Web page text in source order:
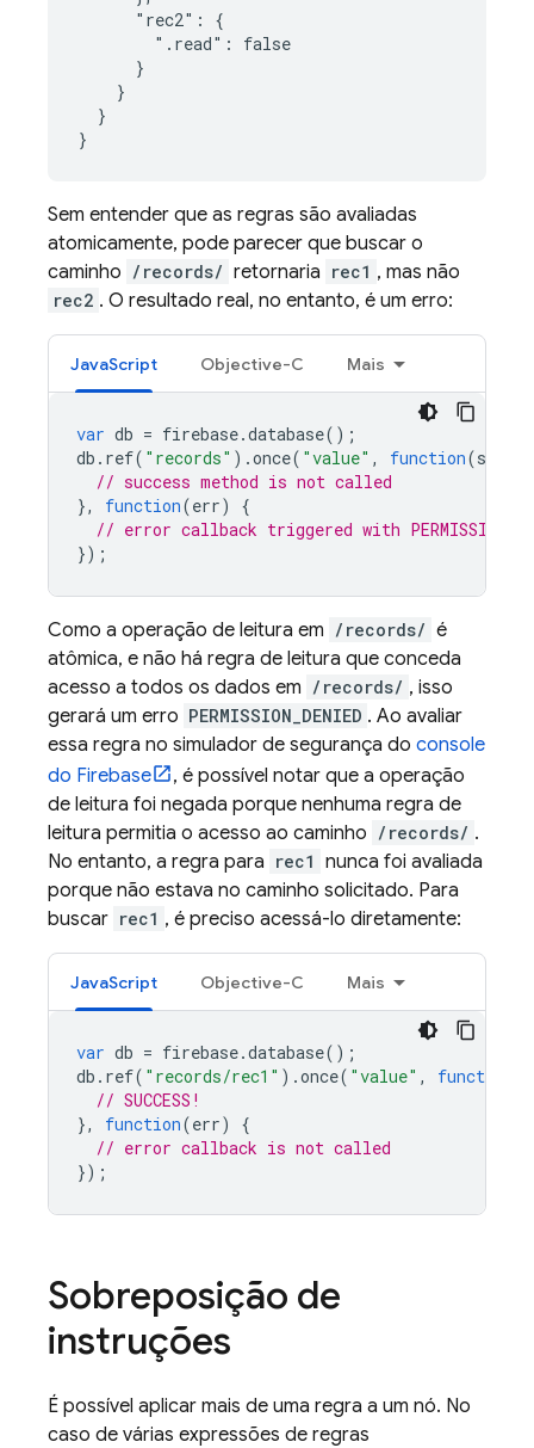
      "rec2": {
        ".read": false
      }
    }
  }
}
Sem entender que as regras são avaliadas
atomicamente, pode parecer que buscar o
caminho /records/ retornaria rec1 , mas não
rec2 . O resultado real, no entanto, é um erro:
JavaScript Objective-C Mais
var db = firebase.database();
db . ref( "records" ).once( "value" , function(snap
// success method is not called
},
function(err)
{
// error callback triggered with
});
Como a operação de leitura em /records/ é
atômica, e não há regra de leitura que conceda
acesso a todos os dados em /records/ , isso
gerará um erro PERMISSION_DENIED . Ao avaliar
essa regra no simulador de segurança do console
do Firebase
, é possível notar que a operação
de leitura foi negada porque nenhuma regra de
leitura permitia o acesso ao caminho /records/ .
No entanto, a regra para rec1 nunca foi avaliada
porque não estava no caminho solicitado. Para
buscar rec1 , é preciso acessá-lo diretamente:
JavaScript Objective-C Mais
var db = firebase.database();
db . ref( "records/rec1" ).once( "value" , function
// SUCCESS!
},
function(err)
{
// error callback is not called
});
Sobreposição de
instruções
É possível aplicar mais de uma regra a um nó. No
caso de várias expressões de regras